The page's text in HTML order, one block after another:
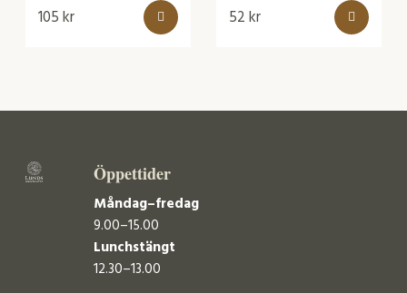
105kr 52kr
Öppettider
Måndag–fredag
9.00–15.00
Lunchstängt
12.30–13.00